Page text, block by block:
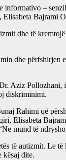
–
Elisabeta Bajrami
dhe të
dhe përfshirjen
Aziz
diskriminimi.
Rahimi që
Elisabeta
të
të autizmit. Le
kësaj dite.